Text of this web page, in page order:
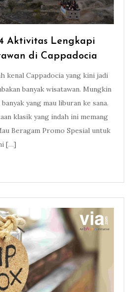
Aktivitas Lengkapi
di Cappadocia
kenal Cappadocia yang kini jadi
banyak wisatawan. Mungkin
yang mau liburan ke sana.
klasik yang indah ini memang
Beragam Promo Spesial untuk
[…]